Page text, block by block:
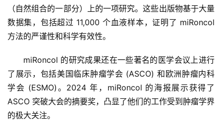
（自然组合的一部分）上的一项研究。这些出版物基于大量
数据集，包括超过 11,000 个血液样本，证明了 miRoncol
方法的严谨性和科学有效性。
miRoncol 的研究成果还在一些著名的医学会议上进行
了展示，包括美国临床肿瘤学会 (ASCO) 和欧洲肿瘤内科
学会 (ESMO)。2024 年，miRoncol 的海报展示获得了
ASCO 突破大会的摘要奖，凸显了他们的工作受到肿瘤学界
的极大关注。